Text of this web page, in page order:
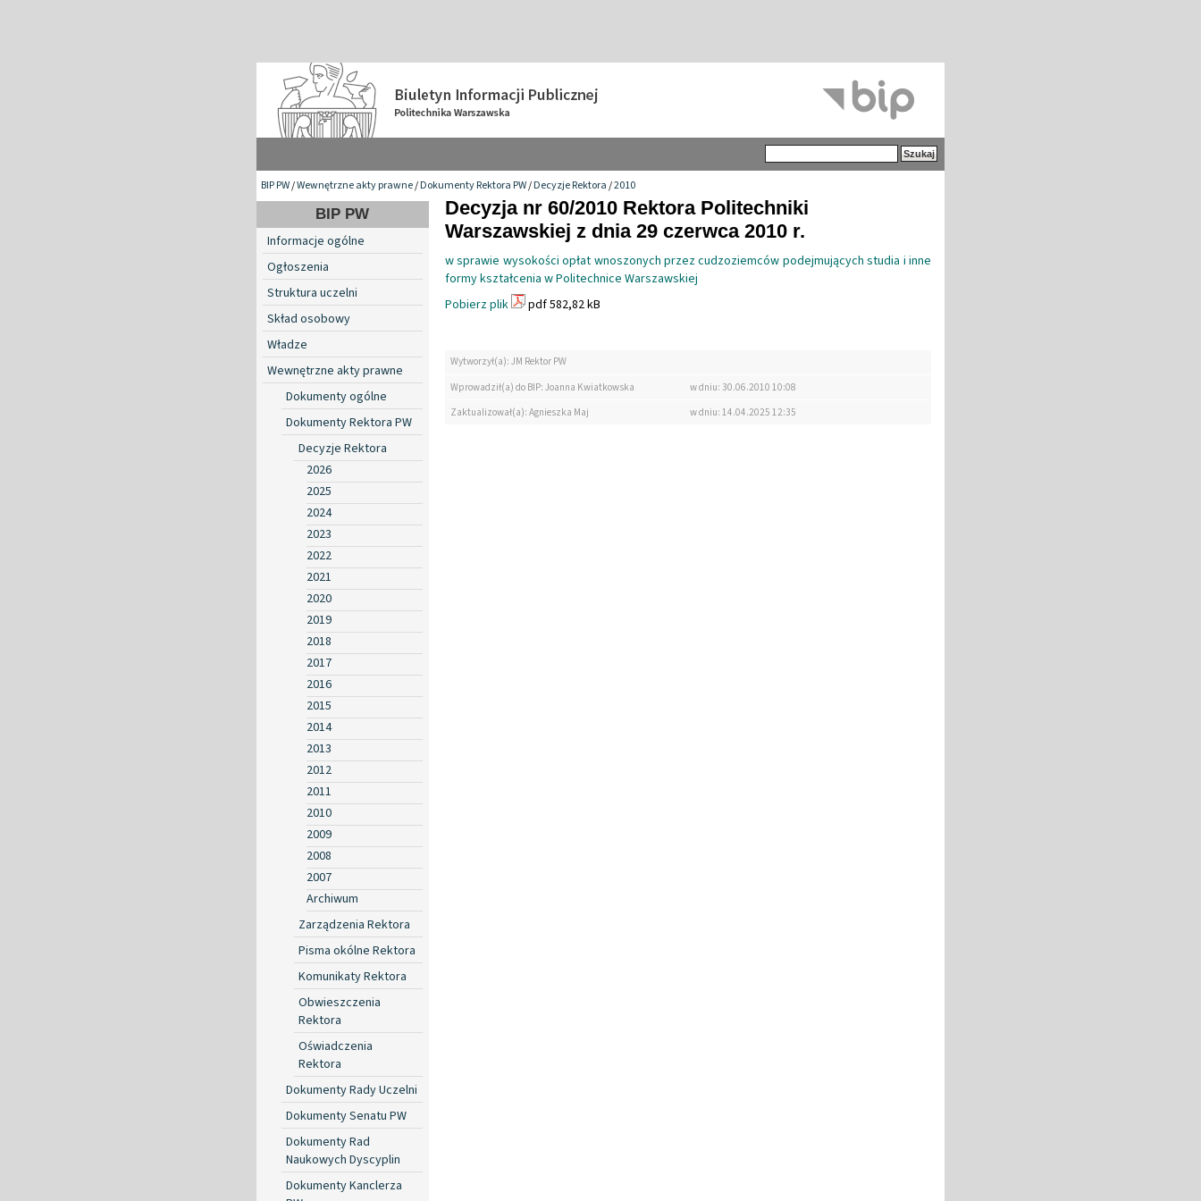
BIP PW/Wewnętrzne akty prawne/Dokumenty Rektora PW/Decyzje Rektora/2010
BIP PW
Informacje ogólne
Ogłoszenia
Struktura uczelni
Skład osobowy
Władze
Wewnętrzne akty prawne
Dokumenty ogólne
Dokumenty Rektora PW
Decyzje Rektora
2026
2025
2024
2023
2022
2021
2020
2019
2018
2017
2016
2015
2014
2013
2012
2011
2010
2009
2008
2007
Archiwum
Zarządzenia Rektora
Pisma okólne Rektora
Komunikaty Rektora
Obwieszczenia
Rektora
Oświadczenia
Rektora
Dokumenty Rady Uczelni
Dokumenty Senatu PW
Dokumenty Rad
Naukowych Dyscyplin
Dokumenty Kanclerza
Decyzja nr 60/2010 Rektora Politechniki
Warszawskiej z dnia 29 czerwca 2010 r.
w sprawie wysokości opłat wnoszonych przez cudzoziemców podejmujących studia i inne
formy kształcenia w Politechnice Warszawskiej
Pobierz plik
pdf 582,82 kB
Wytworzył(a): JM Rektor PW
Wprowadził(a) do BIP: Joanna Kwiatkowska
w dniu: 30.06.2010 10:08
Zaktualizował(a): Agnieszka Maj
w dniu: 14.04.2025 12:35